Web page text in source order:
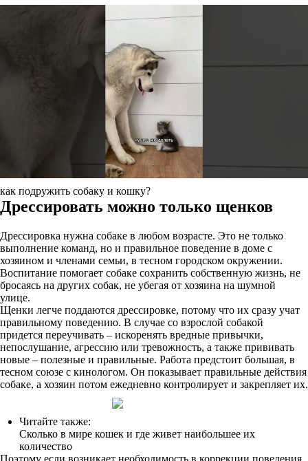
как подружить собаку и кошку?
Дрессировать можно только щенков
Дрессировка нужна собаке в любом возрасте. Это не только
выполнение команд, но и правильное поведение в доме с
хозяином и членами семьи, в тесном городском окружении.
Воспитание помогает собаке сохранить собственную жизнь, не
бросаясь на других собак, не убегая от хозяина на шумной
улице.
Щенки легче поддаются дрессировке, потому что их сразу учат
правильному поведению. В случае со взрослой собакой
придется переучивать – искоренять вредные привычки,
непослушание, агрессию или тревожность, а также прививать
новые – полезные и правильные. Работа предстоит большая, в
тесном союзе с кинологом. Он показывает правильные действия
собаке, а хозяин потом ежедневно контролирует и закрепляет их.
Читайте также:
Сколько в мире кошек и где живет наибольшее их
количество
Поэтому если возникает необходимость в коррекции поведения